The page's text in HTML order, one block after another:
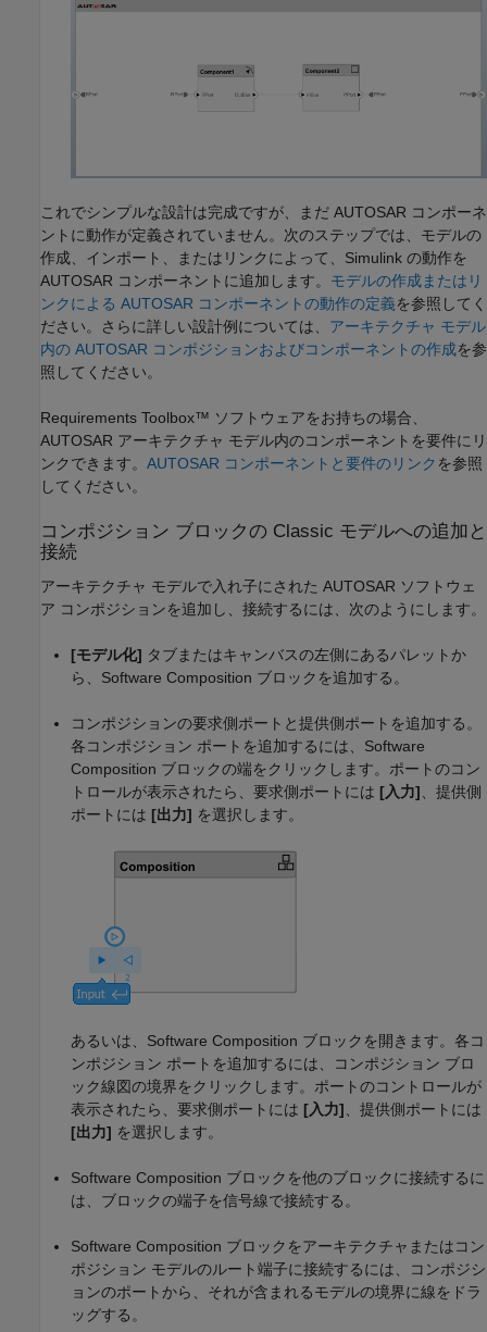
これでシンプルな設計は完成ですが、まだ AUTOSAR コンポーネ
ントに動作が定義されていません。次のステップでは、モデルの
作成、インポート、またはリンクによって、Simulink の動作を
AUTOSAR コンポーネントに追加します。 モデルの作成またはリ
ンクによる AUTOSAR コンポーネントの動作の定義を参照してく
ださい。さらに詳しい設計例については、 アーキテクチャ モデル
内の AUTOSAR コンポジションおよびコンポーネントの作成を参
照してください。
Requirements Toolbox™ ソフトウェアをお持ちの場合、
AUTOSAR アーキテクチャ モデル内のコンポーネントを要件にリ
ンクできます。 AUTOSAR コンポーネントと要件のリンク を参照
してください。
コンポジション ブロックの Classic モデルへの追加と
接続
アーキテクチャ モデルで入れ子にされた AUTOSAR ソフトウェ
ア コンポジションを追加し、接続するには、次のようにします。
[モデル化] タブまたはキャンバスの左側にあるパレットか
ら、 Software Composition ブロックを追加する。
コンポジションの要求側ポートと提供側ポートを追加する。
各コンポジション ポートを追加するには、 Software
Composition ブロックの端をクリックします。ポートのコン
トロールが表示されたら、要求側ポートには [入力] 、提供側
ポートには [出力] を選択します。
あるいは、 Software Composition ブロックを開きます。各コ
ンポジション ポートを追加するには、コンポジション ブロ
ック線図の境界をクリックします。ポートのコントロールが
表示されたら、要求側ポートには [入力] 、提供側ポートには
[出力] を選択します。
Software Composition ブロックを他のブロックに接続するに
は、ブロックの端子を信号線で接続する。
Software Composition ブロックをアーキテクチャまたはコン
ポジション モデルのルート端子に接続するには、コンポジシ
ョンのポートから、それが含まれるモデルの境界に線をドラ
ッグする。